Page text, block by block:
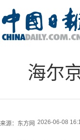
海尔
来源： 东方网 2026-06-08